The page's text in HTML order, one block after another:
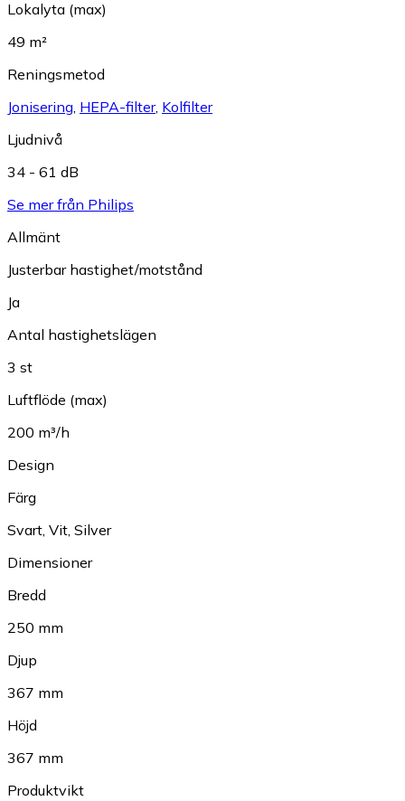
Lokalyta (max)
49 m²
Reningsmetod
Jonisering, HEPA-filter, Kolfilter
Ljudnivå
34 - 61 dB
Se mer från Philips
Allmänt
Justerbar hastighet/motstånd
Ja
Antal hastighetslägen
3 st
Luftflöde (max)
200 m³/h
Design
Färg
Svart, Vit, Silver
Dimensioner
Bredd
250 mm
Djup
367 mm
Höjd
367 mm
Produktvikt